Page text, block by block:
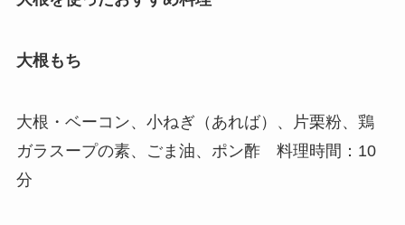
大根もち
大根・ベーコン、小ねぎ（あれば）、片栗粉、鶏
ガラスープの素、ごま油、ポン酢 料理時間：10
分